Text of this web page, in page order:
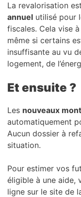
La revalorisation
annuel utilisé pour
fiscales. Cela vise
même si certains
insuffisante au vu
logement, de
Et ensuite ?
Les nouveaux
automatiquement
Aucun dossier à
situation.
Pour estimer vos
éligible à une aide,
ligne sur le site de